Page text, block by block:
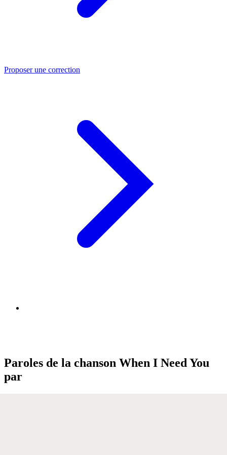
Proposer une correction
Paroles de la chanson When I Need You
par